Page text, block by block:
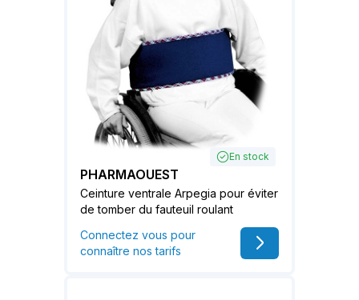
En stock
PHARMAOUEST
Ceinture ventrale Arpegia pour éviter
de tomber du fauteuil roulant
Connectez vous pour
connaître nos tarifs